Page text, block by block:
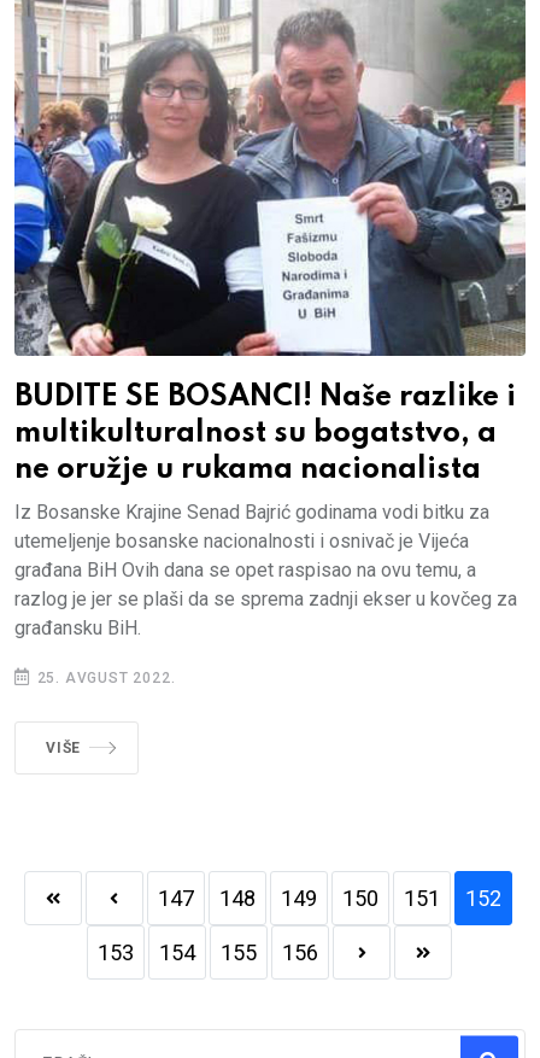
BUDITE SE BOSANCI! Naše razlike i
multikulturalnost su bogatstvo, a
ne oružje u rukama nacionalista
Iz Bosanske Krajine Senad Bajrić godinama vodi bitku za
utemeljenje bosanske nacionalnosti i osnivač je Vijeća
građana BiH Ovih dana se opet raspisao na ovu temu, a
razlog je jer se plaši da se sprema zadnji ekser u kovčeg za
građansku BiH.
25. AVGUST 2022.
VIŠE
147 148 149 150 151 152
153 154 155 156